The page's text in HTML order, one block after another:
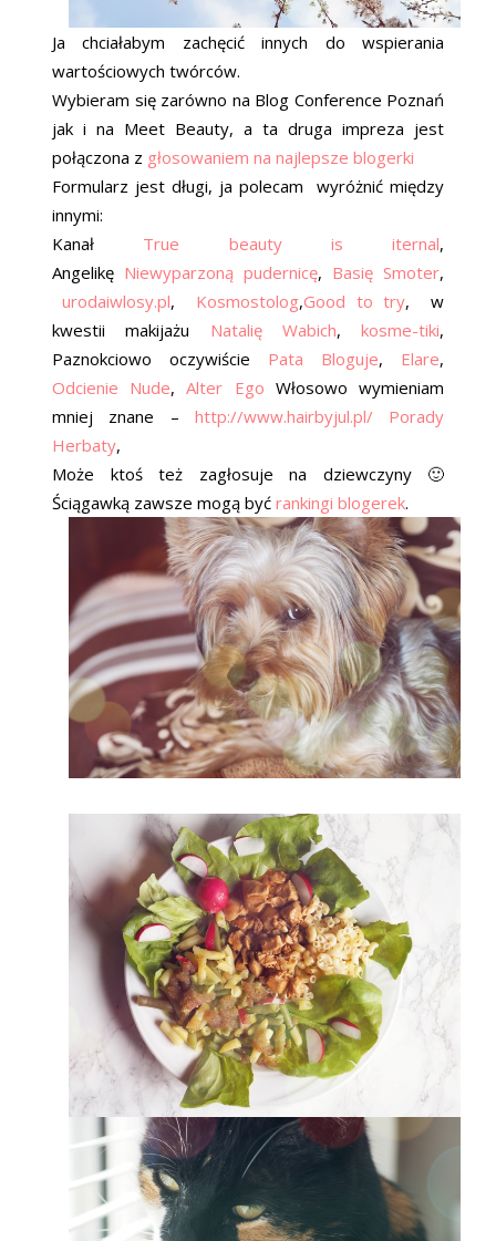
Ja chciałabym zachęcić innych do wspierania
wartościowych twórców.
Wybieram się zarówno na Blog Conference Poznań
jak i na Meet Beauty, a ta druga impreza jest
połączona z głosowaniem na najlepsze blogerki
Formularz jest długi, ja polecam wyróżnić między
innymi:
Kanał True beauty is iternal,
Angelikę Niewyparzoną pudernicę, Basię Smoter,
urodaiwlosy.pl, Kosmostolog,Good to try, w
kwestii makijażu Natalię Wabich, kosme-tiki,
Paznokciowo oczywiście Pata Bloguje, Elare,
Odcienie Nude,Alter Ego Włosowo wymieniam
mniej znane – http://www.hairbyjul.pl/
Porady
Herbaty,
Może ktoś też zagłosuje na dziewczyny 🙂
Ściągawką zawsze mogą być rankingi blogerek.